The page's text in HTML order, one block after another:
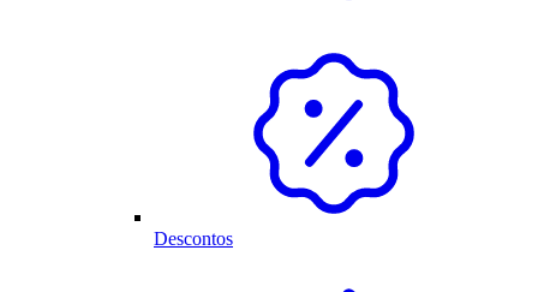
Descontos